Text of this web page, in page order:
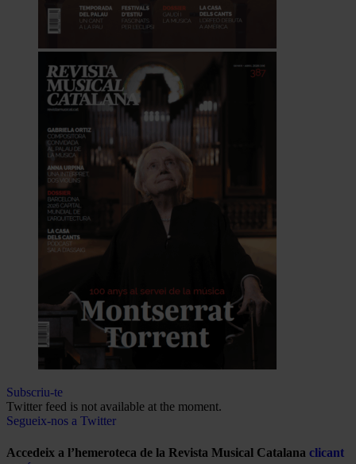
Subscriu-te
Twitter feed is not available at the moment.
Segueix-nos a Twitter
Accedeix a l’hemeroteca de la Revista Musical Catalana clicant